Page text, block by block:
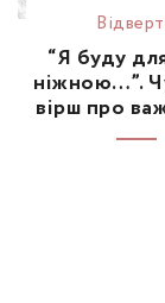
“Я буду
ніжною…”.
вірш про